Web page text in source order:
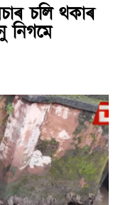
চলি থকাৰ
নিগমে